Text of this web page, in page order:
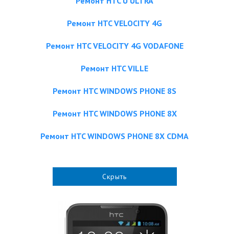
Ремонт HTC VELOCITY 4G
Ремонт HTC VELOCITY 4G VODAFONE
Ремонт HTC VILLE
Ремонт HTC WINDOWS PHONE 8S
Ремонт HTC WINDOWS PHONE 8X
Ремонт HTC WINDOWS PHONE 8X CDMA
Скрыть